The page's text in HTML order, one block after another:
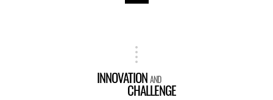
INNOVATIONAND
CHALLENGE